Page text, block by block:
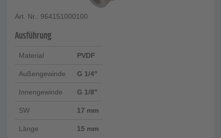
Art. Nr.: 964151000100
Ausführung
Material PVDF
Außengewinde G 1/4"
Innengewinde G 1/8"
SW 17 mm
Länge 15 mm